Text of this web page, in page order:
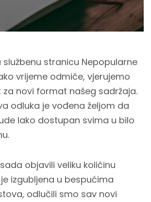
službenu stranicu Nepopularne
vrijeme odmiče, vjerujemo
za novi format našeg sadržaja.
odluka je vođena željom da
lako dostupan svima u bilo
objavili veliku količinu
izgubljena u bespućima
odlučili smo sav novi